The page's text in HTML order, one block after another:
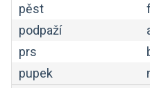
pěst
podpaží
prs
pupek